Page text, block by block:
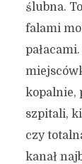
ślubna.
falami
kopalnie,
szpitali,
czy
kanał